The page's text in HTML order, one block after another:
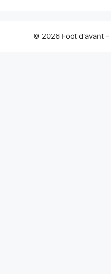
© 2026 Foot d'avant -